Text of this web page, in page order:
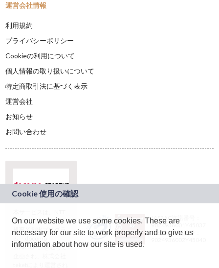
運営会社情報
利用規約
プライバシーポリシー
Cookieの利用について
個人情報の取り扱いについて
特定商取引法に基づく表示
運営会社
お知らせ
お問い合わせ
ドコモグループの新
規事業創出プログラ
ム「docomo
STARTUP」を通じて
JASRAC許諾番号：
9024936001Y45037
JASRAC許諾番号：
On our website we use some cookies. These are
necessary for our site to work properly and to give us
information about how our site is used.